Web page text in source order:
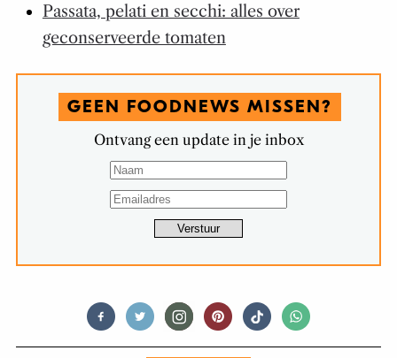
Passata, pelati en secchi: alles over
geconserveerde tomaten
GEEN FOODNEWS MISSEN?
Ontvang een update in je inbox